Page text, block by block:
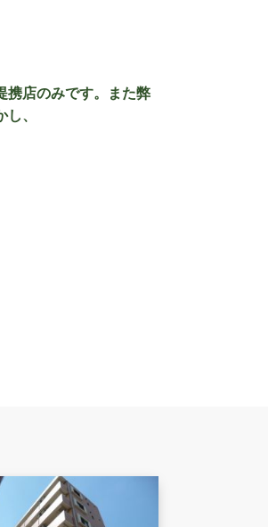
携店のみです。また弊
、